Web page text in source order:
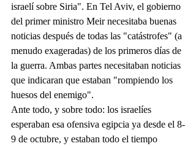
israelí sobre Siria". En Tel Aviv, el gobierno
del primer ministro Meir necesitaba buenas
noticias después de todas las "catástrofes" (a
menudo exageradas) de los primeros días de
la guerra. Ambas partes necesitaban noticias
que indicaran que estaban "rompiendo los
huesos del enemigo".
Ante todo, y sobre todo: los israelíes
esperaban esa ofensiva egipcia ya desde el 8-
9 de octubre, y estaban todo el tiempo